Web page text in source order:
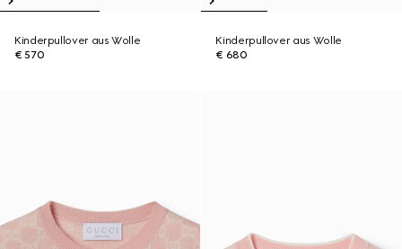
Kinderpullover aus Wolle
€ 570
Kinderpullover aus Wolle
€ 680